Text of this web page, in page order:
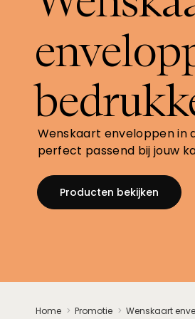
Wenskaart enveloppen in
perfect passend bij jouw
Producten bekijken
Home Promotie Wenskaart